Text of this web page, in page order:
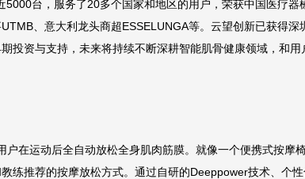
台，服务了20多个国家和地区的用户，荣获中国医疗器
、意大利龙头商超ESSELUNGA等。云望创新已获得深
投资与支持，未来将持续不断深耕智能肌骨健康领域，和用
在运动后全自动放松全身肌肉筋膜。就像一个便携式按摩
练推荐的按摩放松方式。通过自研的Deeppower技术、个